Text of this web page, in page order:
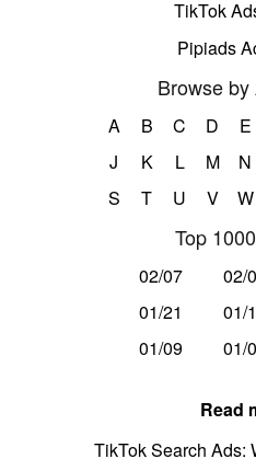
TikTok
Pipiads
Browse
A B C D E
J
K L M N
S
T U V W
Top
02/07 02/
01/21
01/
01/09
01/
Read
TikTok Search Ads: